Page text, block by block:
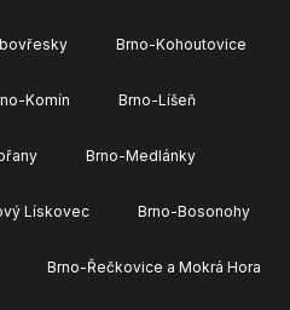
Brno-Kohoutovice
Komín Brno-Líšeň
Brno-Medlánky
Lískovec Brno-Bosonohy
Brno-Řečkovice a Mokrá Hora